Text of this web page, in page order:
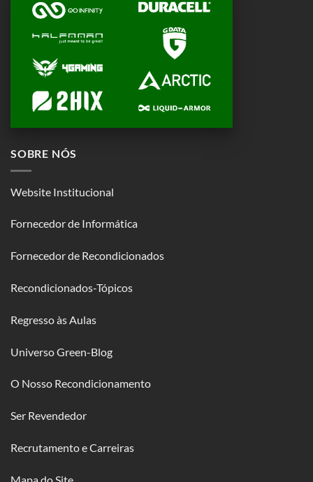
SOBRE NÓS
Website Institucional
Fornecedor de Informática
Fornecedor de Recondicionados
Recondicionados-Tópicos
Regresso às Aulas
Universo Green-Blog
O Nosso Recondicionamento
Ser Revendedor
Recrutamento e Carreiras